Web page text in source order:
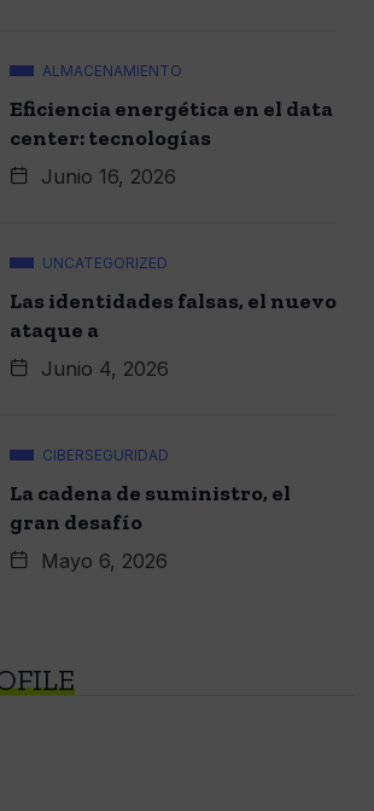
ALMACENAMIENTO
Eficiencia energética en el data
center: tecnologías
Junio 16, 2026
UNCATEGORIZED
Las identidades falsas, el nuevo
ataque a
Junio 4, 2026
CIBERSEGURIDAD
La cadena de suministro, el
gran desafío
Mayo 6, 2026